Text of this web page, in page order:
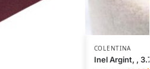
COLENTINA
Inel Argint, ,